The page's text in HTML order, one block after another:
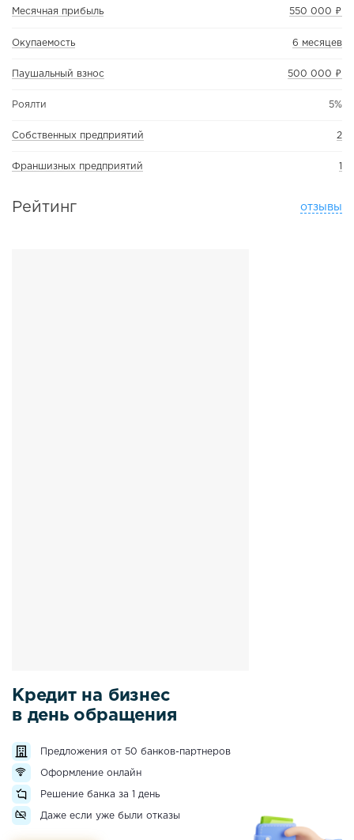
Месячная прибыль 550 000 ₽
Окупаемость 6 месяцев
Паушальный взнос 500 000 ₽
Роялти 5%
Собственных предприятий 2
Франшизных предприятий 1
Рейтинг отзывы
Кредит на бизнес
в день обращения
Предложения от 50 банков-партнеров
Оформление онлайн
Решение банка за 1 день
Даже если уже были отказы